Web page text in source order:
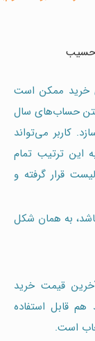
خرید ممکن است
حساب‌های سال
کاربر می‌تواند
این ترتیب تمام
قرار گرفته و
به همان شکل
قیمت خرید
قابل استفاده
است.